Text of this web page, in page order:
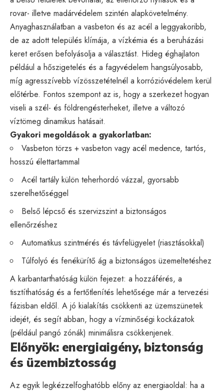
rovar- illetve madárvédelem szintén alapkövetelmény.
Anyaghasználatban a vasbeton és az acél a leggyakoribb,
de az adott település klímája, a vízkémia és a beruházási
keret erősen befolyásolja a választást. Hideg éghajlaton
például a hőszigetelés és a fagyvédelem hangsúlyosabb,
míg agresszívebb vízösszetételnél a korrózióvédelem kerül
előtérbe. Fontos szempont az is, hogy a szerkezet hogyan
viseli a szél- és földrengésterheket, illetve a változó
víztömeg dinamikus hatásait.
Gyakori megoldások a gyakorlatban:
Vasbeton törzs + vasbeton vagy acél medence, tartós,
hosszú élettartammal
Acél tartály külön teherhordó vázzal, gyorsabb
szerelhetőséggel
Belső lépcső és szervizszint a biztonságos
ellenőrzéshez
Automatikus szintmérés és távfelügyelet (riasztásokkal)
Túlfolyó és fenékürítő ág a biztonságos üzemeltetéshez
A karbantarthatóság külön fejezet: a hozzáférés, a
tisztíthatóság és a fertőtlenítés lehetősége már a tervezési
fázisban eldől. A jó kialakítás csökkenti az üzemszünetek
idejét, és segít abban, hogy a vízminőségi kockázatok
(például pangó zónák) minimálisra csökkenjenek.
Előnyök: energiaigény, biztonság
és üzembiztosság
Az egyik legkézzelfoghatóbb előny az energiaoldal: ha a